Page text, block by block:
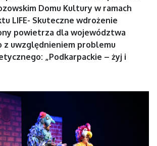
Domu Kultury w ramach
LIFE- Skuteczne wdrożenie
powietrza dla województwa
z uwzględnieniem problemu
„Podkarpackie – żyj i